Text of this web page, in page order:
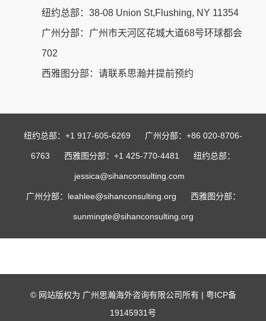
纽约总部：38-08 Union St,Flushing, NY 11354
广州分部：广州市天河区花城大道68号环球都会
702
西雅图分部：请联系思瀚并提前预约
纽约总部：+1 917-605-6269 广州分部：+86 020-8706-
6763 西雅图分部：+1 425-770-4481 纽约总部：
jessica@sihanconsulting.com
广州分部：leahlee@sihanconsulting.org 西雅图分部：
sunmingte@sihanconsulting.org
© 网站版权为 广州思瀚海外咨询有限公司所有 | 粤ICP备
19145931号